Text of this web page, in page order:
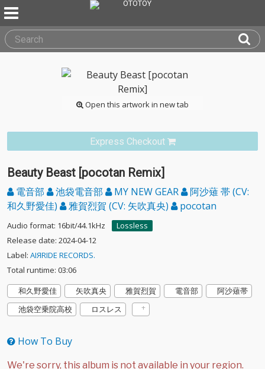
Open this artwork in new tab
Express Checkout
Beauty Beast [pocotan Remix]
電音部 池袋電音部 MY NEW GEAR
阿沙薙 帯 (CV:
和久野愛佳)
雅賀烈賀 (CV: 矢吹真央) pocotan
Audio format: 16bit/44.1kHz
Lossless
Release date: 2024-04-12
Label: AIЯRIDE RECORDS.
Total runtime: 03:06
和久野愛佳
矢吹真央 雅賀烈賀 電音部
阿沙薙帯
池袋空乗院高校
ロスレス
How To Buy